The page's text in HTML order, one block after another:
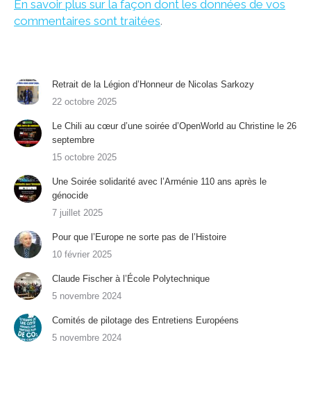
En savoir plus sur la façon dont les données de vos
commentaires sont traitées.
Retrait de la Légion d’Honneur de Nicolas Sarkozy
22 octobre 2025
Le Chili au cœur d’une soirée d’OpenWorld au Christine le 26
septembre
15 octobre 2025
Une Soirée solidarité avec l’Arménie 110 ans après le
génocide
7 juillet 2025
Pour que l’Europe ne sorte pas de l’Histoire
10 février 2025
Claude Fischer à l’École Polytechnique
5 novembre 2024
Comités de pilotage des Entretiens Européens
5 novembre 2024